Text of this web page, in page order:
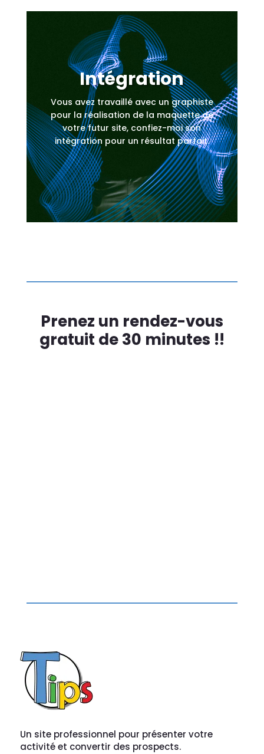
Intégration
Vous avez travaillé avec un graphiste
pour la réalisation de la maquette de
votre futur site, confiez-moi son
intégration pour un résultat parfait.
Prenez un rendez-vous
gratuit de 30 minutes !!
Un site professionnel pour présenter votre
activité et convertir des prospects.